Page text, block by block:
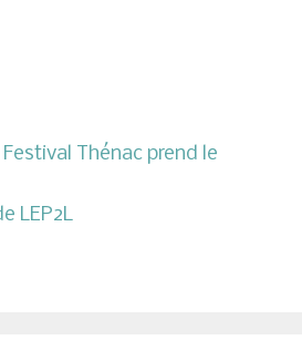
Thénac prend le
LEP2L